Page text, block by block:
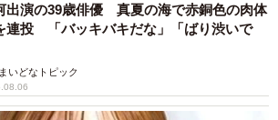
出演の39歳俳優 真夏の海で赤銅色の肉体
連投 「バッキバキだな」「ばり渋いで
まいどなトピック